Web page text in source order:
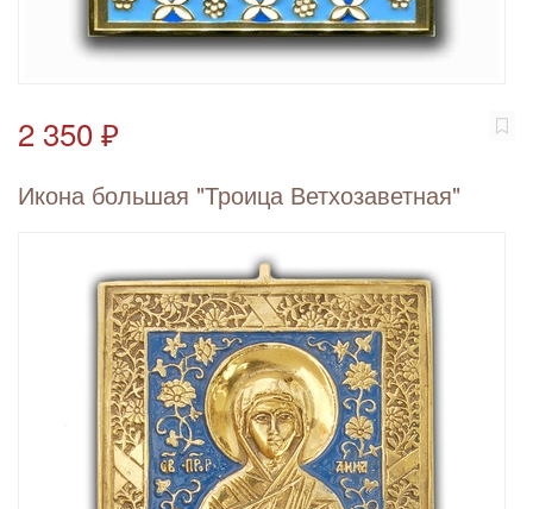
2 350 ₽
Икона большая "Троица Ветхозаветная"